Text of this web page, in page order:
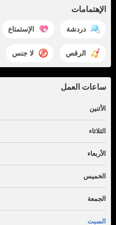
الإهتمامات
دردشة الإستمتاع
الرقص لا جنس
ساعات العمل
الأثنين
الثلاثاء
الأربعاء
الخميس
الجمعة
السبت